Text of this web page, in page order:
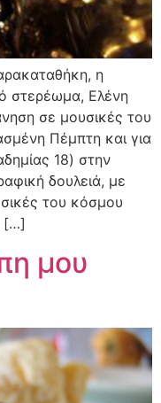
η
στερέωμα, Ελένη
σε μουσικές του
Πέμπτη και για
18) στην
δουλειά, με
του κόσμου
[…]
μου